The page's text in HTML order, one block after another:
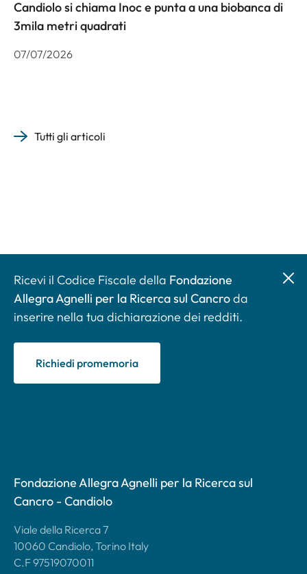
Candiolo si chiama Inoc e punta a una biobanca di
3mila metri quadrati
07/07/2026
Tutti gli articoli
Ricevi il Codice Fiscale della Fondazione
Allegra Agnelli per la Ricerca sul Cancroda
inserire nella tua dichiarazione dei redditi.
Richiedi promemoria
Fondazione Allegra Agnelli per la Ricerca sul
Cancro - Candiolo
Viale della Ricerca 7
10060 Candiolo, Torino Italy
C.F 97519070011